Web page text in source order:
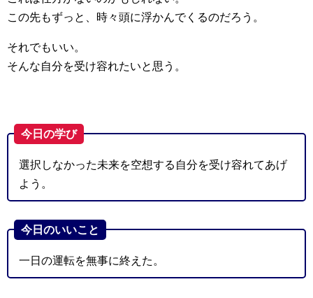
この先もずっと、時々頭に浮かんでくるのだろう。
それでもいい。
そんな自分を受け容れたいと思う。
今日の学び
選択しなかった未来を空想する自分を受け容れてあげ
よう。
今日のいいこと
一日の運転を無事に終えた。